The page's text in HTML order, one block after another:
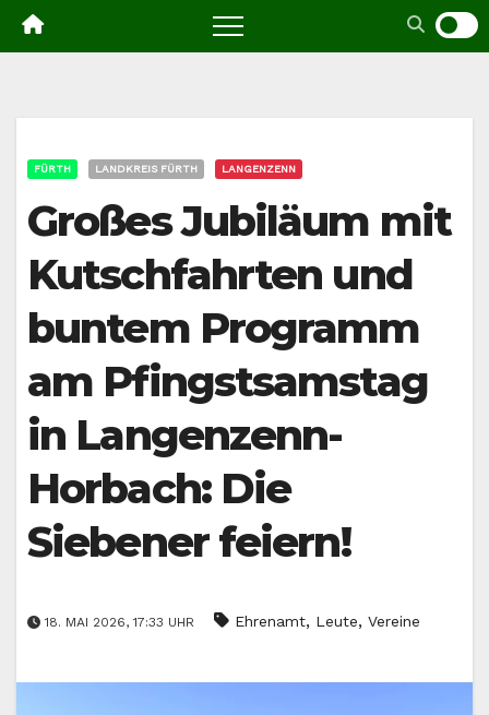
FÜRTH LANDKREIS FÜRTH LANGENZENN
Großes Jubiläum mit
Kutschfahrten und
buntem Programm
am Pfingstsamstag
in Langenzenn-
Horbach: Die
Siebener feiern!
18. MAI 2026, 17:33 UHR Ehrenamt, Leute, Vereine